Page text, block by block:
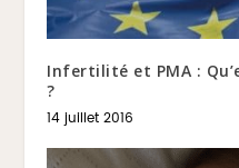
Infertilité et PMA :
?
14 juillet 2016